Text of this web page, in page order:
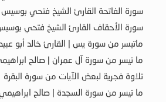
سورة الفاتحة القارئ الشيخ فتحي بوسيس
سورة الأحقاف القارئ الشيخ فتحي
ماتيسر من سورة يس | القارئ خالد أبو
ما تيسر من سورة آل عمران | صالح
تلاوة فجرية لبعض الآيات من سورة البقرة
ما تيسر من سورة السجدة | صالح